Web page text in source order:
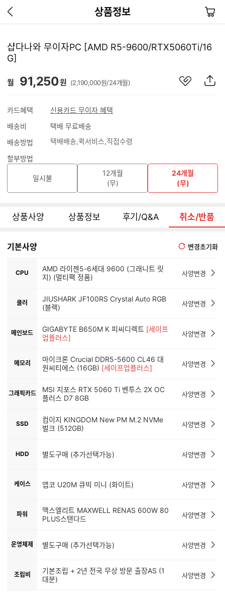
상품정보
이
지
가
장
바
샵다나와 무이자PC [AMD R5-9600/RTX5060Ti/16
G]
월 91,250원 (2,190,000원/24개월)
카드혜택
신용카드 무이자 혜택
배송비
택배 무료배송
배송방법
택배배송 퀵서비스 직접수령
할부방법
일시불
12개월
(무)
24개월
(무)
상품사양 상품정보 후기/Q&A 취소/반품
기본사양 변경초기화
CPU
AMD 라이젠5-6세대 9600 (그래니트 릿
지) (멀티팩 정품)
사양변경
쿨러
JIUSHARK JF100RS Crystal Auto RGB
(블랙)
사양변경
메인보드 GIGABYTE B650M K 피씨디렉트 [세이프
업플러스]
사양변경
메모리
마이크론 Crucial DDR5-5600 CL46 대
원씨티에스 (16GB) [세이프업플러스] 사양변경
그래픽카드
MSI 지포스 RTX 5060 Ti 벤투스 2X OC
플러스 D7 8GB
사양변경
SSD
컴이지 KINGDOM New PM M.2 NVMe
벌크 (512GB)
사양변경
HDD 별도구매 (추가선택가능) 사양변경
케이스 앱코 U20M 큐빅 미니 (화이트) 사양변경
파워
맥스엘리트 MAXWELL RENAS 600W 80
PLUS스탠다드
사양변경
운영체제 별도구매 (추가선택가능) 사양변경
조립비
기본조립 + 2년 전국 무상 방문 출장AS (1
대분)
사양변경